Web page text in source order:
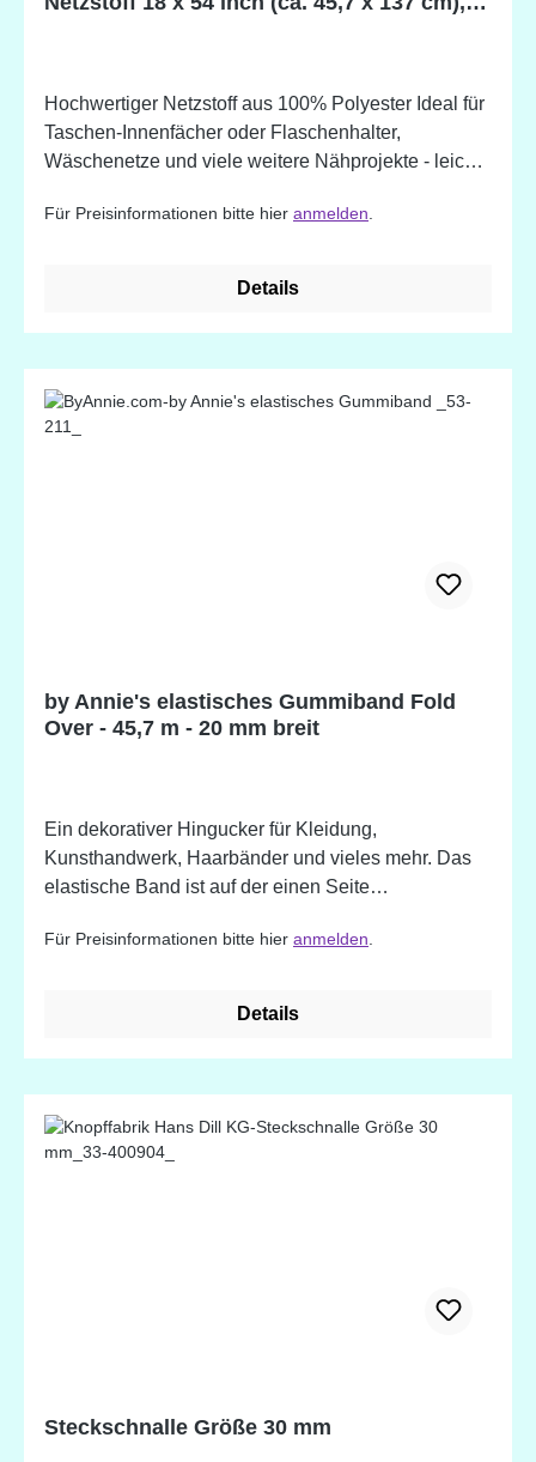
Hochwertiger Netzstoff aus 100% Polyester Ideal für
Taschen-Innenfächer oder Flaschenhalter,
Wäschenetze und viele weitere Nähprojekte - leicht
Nähten nicht auf - einfach zu nähen -
passend zu den by Annie's Reißverschlüssen!
Für Preisinformationen bitte hier anmelden
Details
by Annie's elastisches Gummiband Fold
Over - 45,7 m - 20 mm breit
Ein dekorativer Hingucker für Kleidung,
Kunsthandwerk, Haarbänder und vieles mehr. Das
elastische Band ist auf der einen Seite
eine schöne Optik zu ermöglichen. Vorab ist das
Erleichterung des Faltens und Nähens. Beliebt ist
Netzstoffs sowie für Taschen in Geldbörsen und
m) und 20mm breit. Nylon! Farblich passend zu den
by Annie's Netzstoffen und Reißverschlüssen! In 14
Für Preisinformationen bitte hier anmelden
Details
Steckschnalle Größe 30 mm